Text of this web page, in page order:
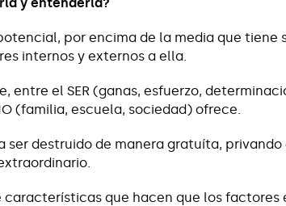
por encima de la media que tiene
internos y externos a ella.
entre el SER (ganas, esfuerzo,
(familia, escuela, sociedad) ofrece.
ser destruido de manera gratuíta,
características que hacen que los